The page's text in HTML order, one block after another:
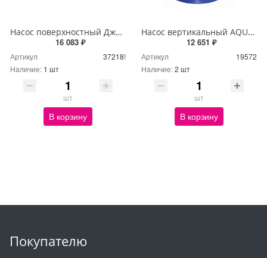
Насос поверхностный Джилекс Джамбо 70/50 Ч 3700
16 083 ₽
Артикул
37218!
Наличие: 1 шт
шт
В корзину
Насос вертикальный AQUOR БЦ-2/GVSm1100 (1.1кВт/180л.м./25м.)
12 651 ₽
Артикул
19572
Наличие:2 шт
шт
В корзину
Покупателю